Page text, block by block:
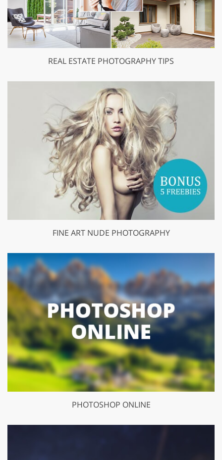
REAL ESTATE PHOTOGRAPHY TIPS
FINE ART NUDE PHOTOGRAPHY
PHOTOSHOP ONLINE